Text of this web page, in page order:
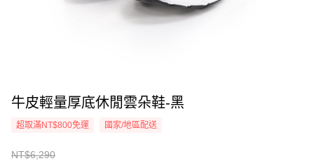
牛皮輕量厚底休閒雲朵鞋-黑
超取滿NT$800免運 國家/地區配送
NT$6,290